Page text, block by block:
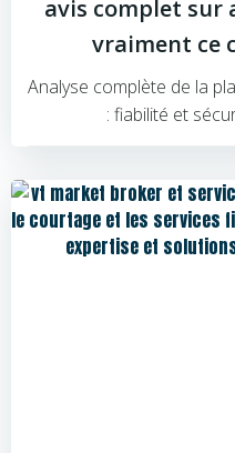
avis complet sur
vraiment ce
Analyse complète de la
: fiabilité et